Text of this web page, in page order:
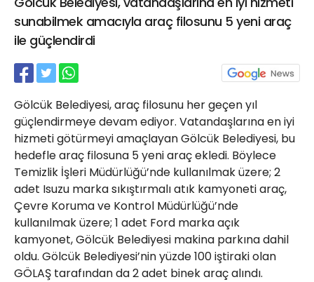
sunabilmek amacıyla araç filosunu 5 yeni araç
ile güçlendirdi
Gölcük Belediyesi, araç filosunu her geçen yıl
güçlendirmeye devam ediyor. Vatandaşlarına en iyi
hizmeti götürmeyi amaçlayan Gölcük Belediyesi, bu
hedefle araç filosuna 5 yeni araç ekledi. Böylece
Temizlik İşleri Müdürlüğü’nde kullanılmak üzere; 2
adet Isuzu marka sıkıştırmalı atık kamyoneti araç,
Çevre Koruma ve Kontrol Müdürlüğü’nde
kullanılmak üzere; 1 adet Ford marka açık
kamyonet, Gölcük Belediyesi makina parkına dahil
oldu. Gölcük Belediyesi’nin yüzde 100 iştiraki olan
GÖLAŞ tarafından da 2 adet binek araç alındı.
21 Gölcük
02624132333